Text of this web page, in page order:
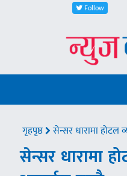
Follow
गृहपृष्ठ सेन्सर धारामा
सेन्सर धारामा